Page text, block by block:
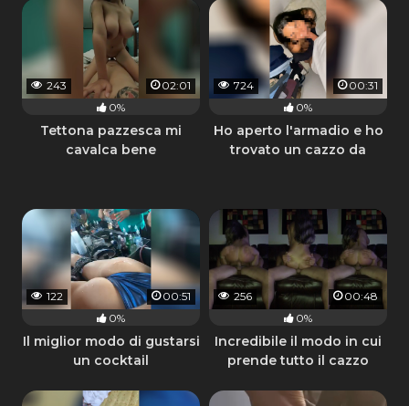
243
02:01
0%
Tettona pazzesca mi
cavalca bene
724
00:31
0%
Ho aperto l'armadio e ho
trovato un cazzo da
122
00:51
0%
Il miglior modo di gustarsi
un cocktail
256
00:48
0%
Incredibile il modo in cui
prende tutto il cazzo